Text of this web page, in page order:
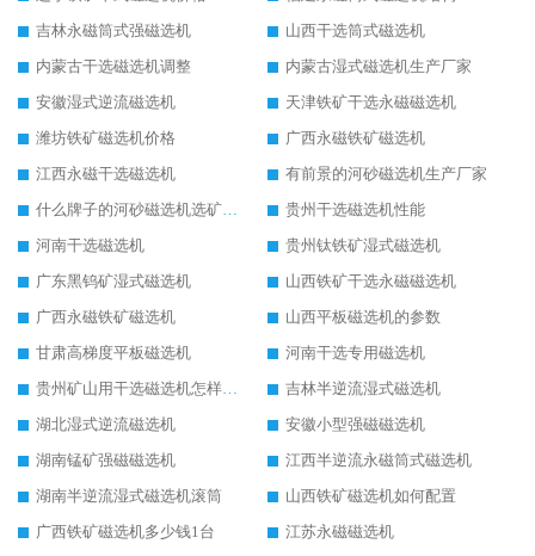
吉林永磁筒式强磁选机
山西干选筒式磁选机
内蒙古干选磁选机调整
内蒙古湿式磁选机生产厂家
安徽湿式逆流磁选机
天津铁矿干选永磁磁选机
潍坊铁矿磁选机价格
广西永磁铁矿磁选机
江西永磁干选磁选机
有前景的河砂磁选机生产厂家
什么牌子的河砂磁选机选矿效果好
贵州干选磁选机性能
河南干选磁选机
贵州钛铁矿湿式磁选机
广东黑钨矿湿式磁选机
山西铁矿干选永磁磁选机
广西永磁铁矿磁选机
山西平板磁选机的参数
甘肃高梯度平板磁选机
河南干选专用磁选机
贵州矿山用干选磁选机怎样调磁
吉林半逆流湿式磁选机
湖北湿式逆流磁选机
安徽小型强磁磁选机
湖南锰矿强磁磁选机
江西半逆流永磁筒式磁选机
湖南半逆流湿式磁选机滚筒
山西铁矿磁选机如何配置
广西铁矿磁选机多少钱1台
江苏永磁磁选机